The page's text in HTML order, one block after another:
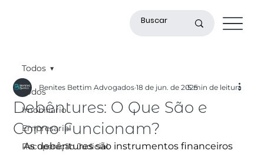
Todos
Imobiliário
Empresarial
Recuperação Judicial
Todos
Debêntures: O Que São e
Como Funcionam?
Benites Bettim Advogados 18 de jun. de 20255 min de leitura
As debêntures são instrumentos financeiros